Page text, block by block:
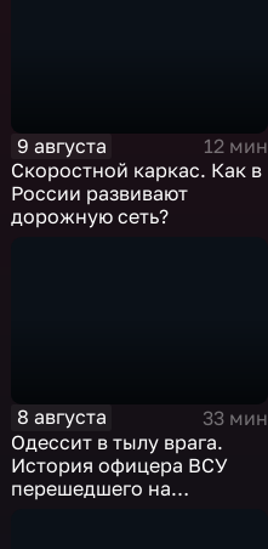
9 августа
12 мин
Скоростной каркас. Как в
России развивают
дорожную сеть?
8 августа
33 мин
Одессит в тылу врага.
История офицера ВСУ
перешедшего на